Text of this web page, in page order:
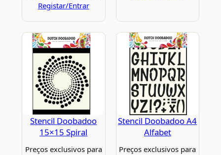
Registar/Entrar
Stencil Doobadoo
15×15 Spiral
Preços exclusivos para
Stencil Doobadoo A4
Alfabet
Preços exclusivos para